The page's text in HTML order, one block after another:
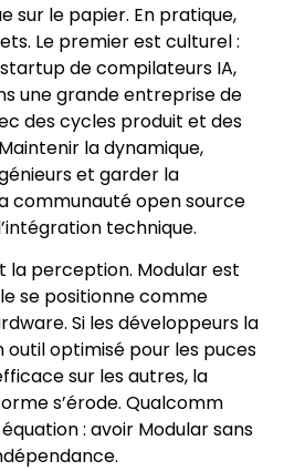
sur le papier. En pratique,
Le premier est culturel :
de compilateurs IA,
une grande entreprise de
des cycles produit et des
la dynamique,
et garder la
communauté open source
technique.
la perception. Modular est
se positionne comme
Si les développeurs la
optimisé pour les puces
sur les autres, la
s’érode. Qualcomm
: avoir Modular sans